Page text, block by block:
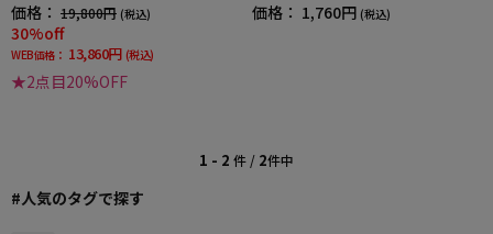
価格： 19,800円 (税込)
30%off
WEB価格： 13,860円 (税込)
★2点目20%OFF
価格： 1,760円 (税込)
1 - 2 件 / 2件中
#人気のタグで探す